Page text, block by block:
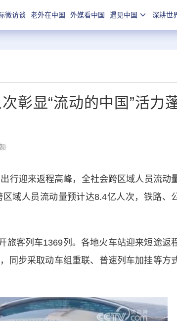
微访谈 老外在中国 外媒看中国 遇见中国 深耕世
彰显“流动的中国”活力
迎来返程高峰，全社会跨区域人员流动
域人员流动量预计达8.4亿人次，铁路、
客列车1369列。各地火车站迎来短途返
同步采取动车组重联、普速列车加挂等方